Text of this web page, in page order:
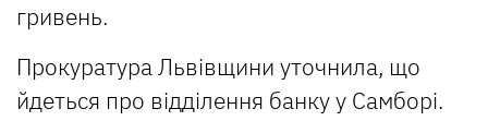
гривень.
Прокуратура Львівщини уточнила, що
йдеться про відділення банку у Самборі.